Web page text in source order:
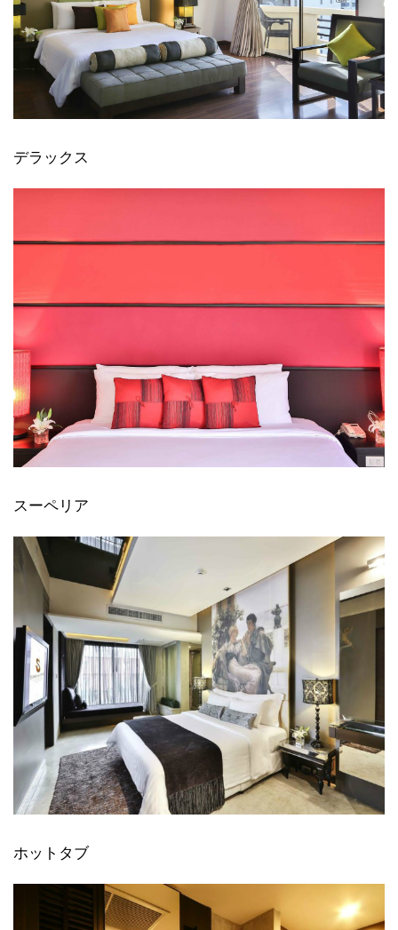
デラックス
スーペリア
ホットタブ